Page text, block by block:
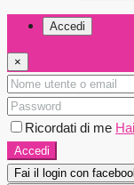
Accedi
×
Ricordati di me
Accedi
Fai il login con